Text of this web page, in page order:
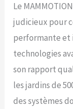
Le
judicieux pour
performante et
technologies
son rapport
les jardins de
des systèmes